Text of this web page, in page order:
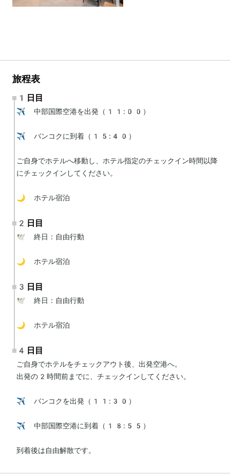
旅程表
1日目
✈️ 中部国際空港を出発（11:00）
✈️ バンコクに到着（15:40）
ご自身でホテルへ移動し、ホテル指定のチェックイン時間以降
にチェックインしてください。
🌙 ホテル宿泊
2日目
🕊 終日：自由行動
🌙 ホテル宿泊
3日目
🕊 終日：自由行動
🌙 ホテル宿泊
4日目
ご自身でホテルをチェックアウト後、出発空港へ。
出発の2時間前までに、チェックインしてください。
✈️ バンコクを出発（11:30）
✈️ 中部国際空港に到着（18:55）
到着後は自由解散です。